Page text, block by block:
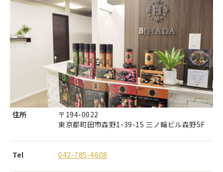
住所
〒194-0022
東京都町田市森野1-39-15 三ノ輪ビル森野5F
Tel 042-785-4608